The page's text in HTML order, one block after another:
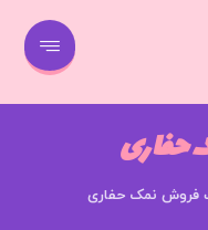
حفاری
فروش نمک حفاری